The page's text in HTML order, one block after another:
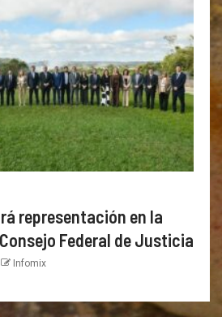
representación en la
Federal de Justicia
Infomix